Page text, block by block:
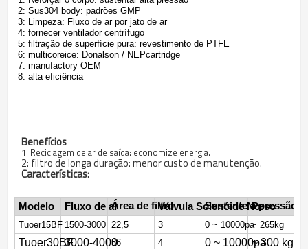
2: Sus304 body: padrões GMP
3: Limpeza: Fluxo de ar por jato de ar
4: fornecer ventilador centrífugo
5: filtração de superfície pura: revestimento de PTFE
6: multicoreice: Donalson / NEPcartridge
7: manufactory OEM
8: alta eficiência
Benefícios
1: Reciclagem de ar de saída: economize energia.
2: filtro de longa duração: menor custo de manutenção.
Características:
Modelo Fluxo de arÁrea de filtroVálvula Solenóide No.
Sustente a pressão
Peso
Tuoer15BF 1500-3000 22,5 3 0 ~ 10000pa~ 265kg
Tuoer30BF3000-400036 4 0 ~ 10000pa~ 300 kg